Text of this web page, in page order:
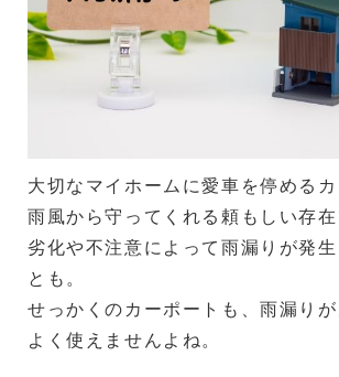
大切なマイホームに愛車を停めるカ
雨風から守ってくれる頼もしい存
劣化や不注意によって雨漏りが発
とも。
せっかくのカーポートも、雨漏り
よく使えませんよね。